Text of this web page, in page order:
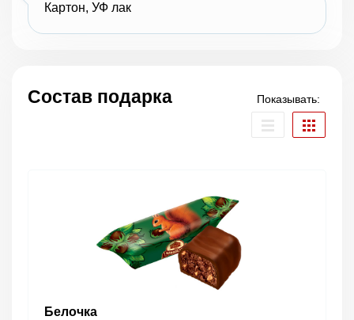
Картон, УФ лак
Состав подарка Показывать:
Белочка